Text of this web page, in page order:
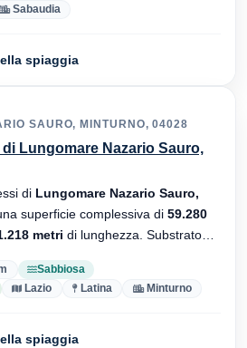
Sabaudia
spiaggia
SAURO, MINTURNO, 04028
Lungomare Nazario Sauro,
di Lungomare Nazario Sauro,
superficie complessiva di 59.280
metri di lunghezza. Substrato
Sabbiosa
Lazio Latina Minturno
spiaggia